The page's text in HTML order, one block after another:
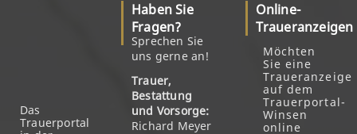
Das
Trauerportal
Haben Sie
Fragen?
Sprechen Sie
uns gerne an!
Trauer,
Bestattung
und Vorsorge:
Richard Meyer
Online-
Traueranzeigen
Möchten
Sie eine
Traueranzeige
auf dem
Trauerportal-
Winsen
online